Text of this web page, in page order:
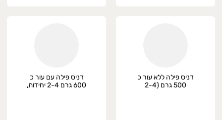
דניס פילה ללא עור כ
500 גרם (2-4
דניס פילה עם עור כ
600 גרם 2-4 יחידות,